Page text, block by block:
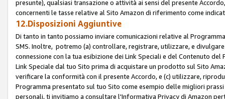
presunte), qualsiasi transazione o attività ai sensi del presente
concernenti le tasse relative al Sito Amazon di riferimento come
12.Disposizioni Aggiuntive
Di tanto in tanto possiamo inviare comunicazioni relative al
SMS. Inoltre, potremo (a) controllare, registrare, utilizzare, e
connessione con la tua esibizione dei Link Speciali e del Contenuto
Link Speciale dal tuo Sito prima di acquistare un prodotto sul Sito
verificare la conformità con il presente Accordo, e (c) utilizzare,
Programma presentato sul tuo Sito come esempio delle migliori
personali, ti invitiamo a consultare l'Informativa Privacy di Amazon